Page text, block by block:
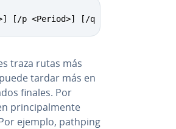
[/p <Period>] [/q <numqueries>]
traza rutas más
tardar más en
finales. Por
pri­n­ci­pa­l­me­n­te
ejemplo, pathping